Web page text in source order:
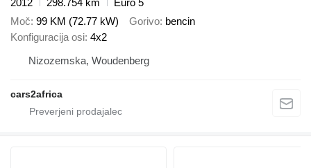
2012
298.754 km
Euro 5
Moč 99 KM (72.77 kW) Gorivo bencin
Konfiguracija osi 4x2
Nizozemska, Woudenberg
cars2africa